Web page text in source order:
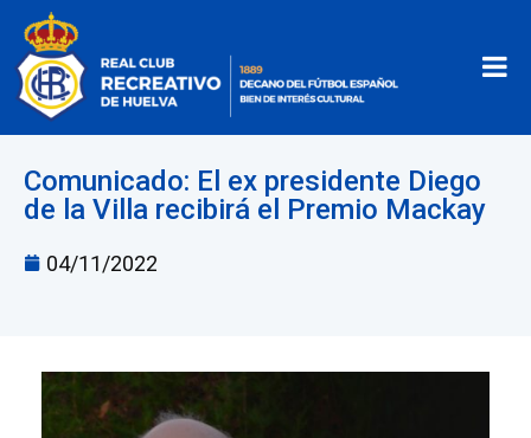
Comunicado: El ex presidente Diego
de la Villa recibirá el Premio Mackay
04/11/2022